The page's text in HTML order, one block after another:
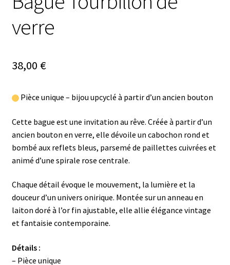
verre
38,00 €
Pièce unique – bijou upcyclé à partir d’un ancien bouton
Cette bague est une invitation au rêve. Créée à partir d’un
ancien bouton en verre, elle dévoile un cabochon rond et
bombé aux reflets bleus, parsemé de paillettes cuivrées et
animé d’une spirale rose centrale.
Chaque détail évoque le mouvement, la lumière et la
douceur d’un univers onirique. Montée sur un anneau en
laiton doré à l’or fin ajustable, elle allie élégance vintage
et fantaisie contemporaine.
Détails :
– Pièce unique